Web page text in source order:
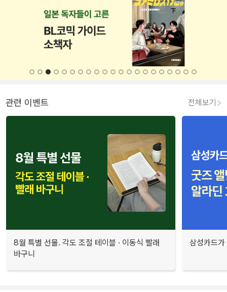
관련 이벤트 전체보기
8월 특별 선물. 각도 조절 테이블 · 이동식 빨래
바구니
삼성카드